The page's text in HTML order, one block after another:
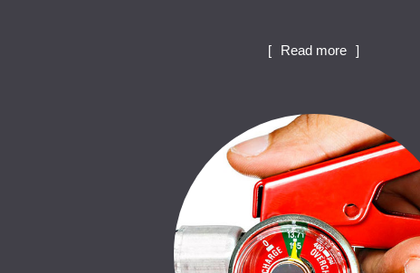
Read more